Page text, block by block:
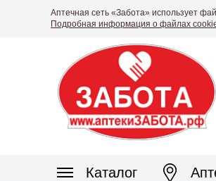
Аптечная сеть «Забота» использует
Подробная информация о файлах
Каталог